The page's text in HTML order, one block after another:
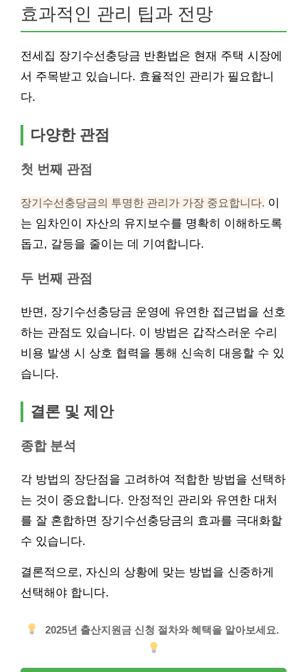
효과적인 관리 팁과 전망
전세집 장기수선충당금 반환법은 현재 주택 시장에
서 주목받고 있습니다. 효율적인 관리가 필요합니
다.
다양한 관점
첫 번째 관점
장기수선충당금의 투명한 관리가 가장 중요합니다. 이
는 임차인이 자산의 유지보수를 명확히 이해하도록
돕고, 갈등을 줄이는 데 기여합니다.
두 번째 관점
반면, 장기수선충당금 운영에 유연한 접근법을 선호
하는 관점도 있습니다. 이 방법은 갑작스러운 수리
비용 발생 시 상호 협력을 통해 신속히 대응할 수 있
습니다.
결론 및 제안
종합 분석
각 방법의 장단점을 고려하여 적합한 방법을 선택하
는 것이 중요합니다. 안정적인 관리와 유연한 대처
를 잘 혼합하면 장기수선충당금의 효과를 극대화할
수 있습니다.
결론적으로, 자신의 상황에 맞는 방법을 신중하게
선택해야 합니다.
2025년 출산지원금 신청 절차와 혜택을 알아보세요.